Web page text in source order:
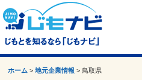
ホーム >地元企業情報 > 鳥取県